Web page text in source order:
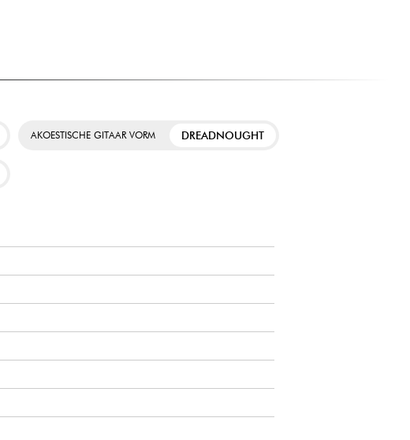
AKOESTISCHE GITAAR VORM DREADNOUGHT